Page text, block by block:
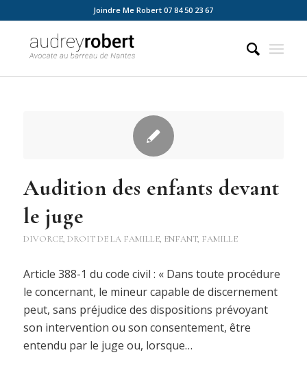
Joindre Me Robert 07 84 50 23 67
Audition des enfants devant
le juge
DIVORCE, DROIT DE LA FAMILLE, ENFANT, FAMILLE
Article 388-1 du code civil : « Dans toute procédure
le concernant, le mineur capable de discernement
peut, sans préjudice des dispositions prévoyant
son intervention ou son consentement, être
entendu par le juge ou, lorsque…